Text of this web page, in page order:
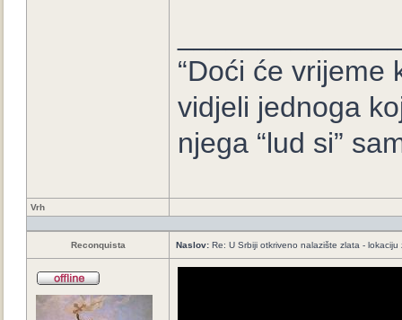
“Doći će vrijeme
vidjeli jednoga
njega “lud si”
Vrh
Reconquista Naslov: Re: U Srbiji otkriveno nalazište zlata -